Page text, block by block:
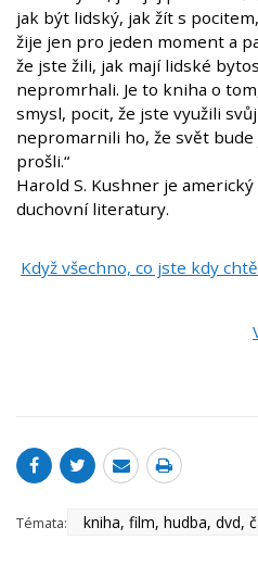
jak být lidský, jak žít s
žije jen pro jeden moment a
že jste žili, jak mají lidské
nepromrhali. Je to kniha o
smysl, pocit, že jste využili
nepromarnili ho, že svět
prošli.“
Harold S. Kushner je
duchovní literatury.
Když všechno, co jste kdy
Témata: kniha, film, hudba, dvd,